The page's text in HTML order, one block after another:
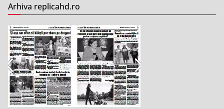
Arhiva replicahd.ro